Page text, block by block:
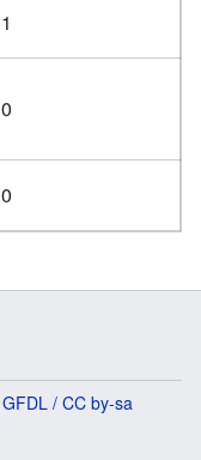
1
0
0
GFDL / CC by-sa